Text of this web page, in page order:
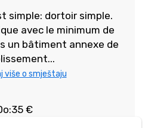
simple: dortoir simple.
avec le minimum de
un bâtiment annexe de
više o smještaju
€